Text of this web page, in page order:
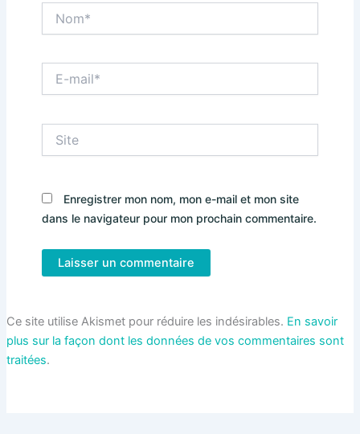
mail*
Enregistrer mon nom, mon e-mail et mon site
dans le navigateur pour mon prochain commentaire.
Ce site utilise Akismet pour réduire les indésirables. En savoir
plus sur la façon dont les données de vos commentaires sont
traitées.